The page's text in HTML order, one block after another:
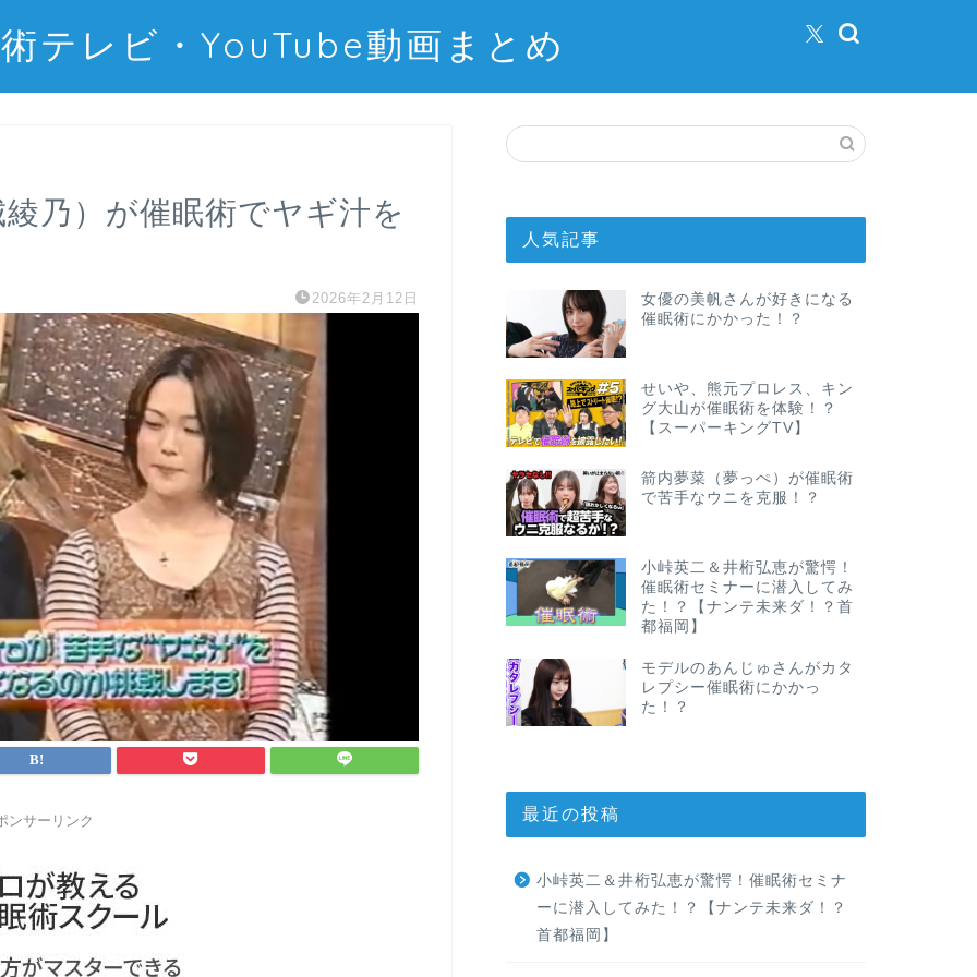
テレビ・YouTube動画まとめ
乃）が催眠術でヤギ汁を
2026年2月12日
ンサーリンク
人気記事
女優の美帆さんが好きになる
催眠術にかかった！？
せいや、熊元プロレス、キン
グ大山が催眠術を体験！？
【スーパーキングTV】
箭内夢菜（夢っぺ）が催眠術
で苦手なウニを克服！？
小峠英二＆井桁弘恵が驚愕！
催眠術セミナーに潜入してみ
た！？【ナンテ未来ダ！？首
都福岡】
モデルのあんじゅさんがカタ
レプシー催眠術にかかっ
た！？
最近の投稿
小峠英二＆井桁弘恵が驚愕！催眠術セミナ
ーに潜入してみた！？【ナンテ未来ダ！？
首都福岡】